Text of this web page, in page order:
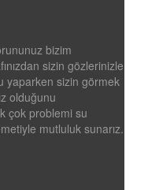
bizim
sizin gözlerinizle
yaparken sizin görmek
olduğunu
çok problemi su
mutluluk sunarız.